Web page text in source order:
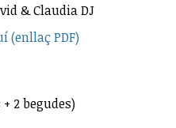
& Claudia DJ
(enllaç PDF)
2 begudes)